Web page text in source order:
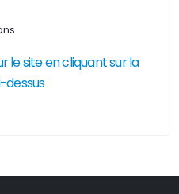
site en cliquant sur la
dessus